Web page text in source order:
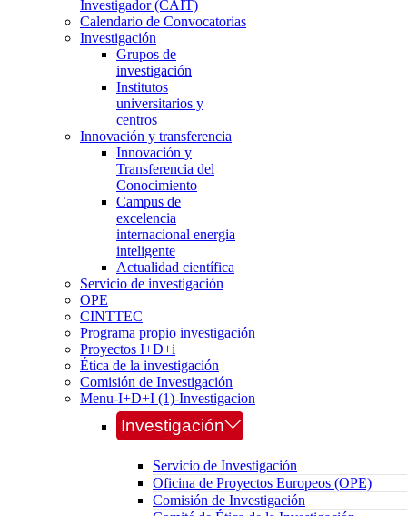
Investigador (CAIT)
Calendario de Convocatorias
Investigación
Grupos de
investigación
Institutos
universitarios y
centros
Innovación y transferencia
Innovación y
Transferencia del
Conocimiento
Campus de
excelencia
internacional energia
inteligente
Actualidad científica
Servicio de investigación
OPE
CINTTEC
Programa propio investigación
Proyectos I+D+i
Ética de la investigación
Comisión de Investigación
Menu-I+D+I (1)-Investigacion
Investigación
Servicio de Investigación
Oficina de Proyectos Europeos (OPE)
Comisión de Investigación